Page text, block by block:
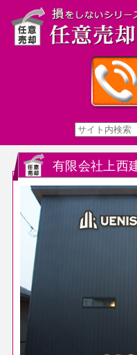
有限会社上西